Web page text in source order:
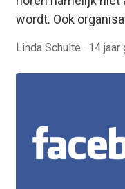
wordt. Ook
Linda Schulte · 14 jaar